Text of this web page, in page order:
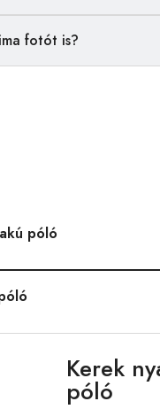
fotót is?
póló
Kerek
póló